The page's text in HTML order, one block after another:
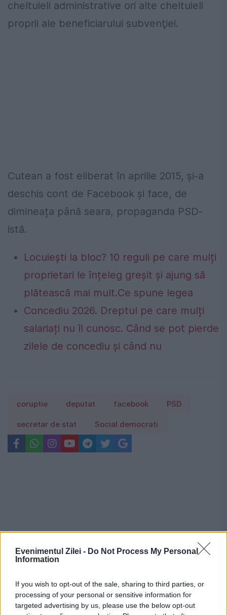
Evenimentul Zilei - Do Not Process My Personal
Information
If you wish to opt-out of the sale, sharing to third parties, or
processing of your personal or sensitive information for
targeted advertising by us, please use the below opt-out
cheltuieli administrative ori alte cheltuieli
proprii ale beneficiarului subvenţiei.
Cutean a fost eliberat în aprilie 2015, și-a
deschis cont de Facebook și face, de
dimineața până seara, propaganda PSD-
istă.
Locuiești la bloc? 10 reguli pe care mulți
proprietari le înțeleg greșit și ajung să
plătească mai mult.Ce spune legea
Concediu 2026. Dreptul pe care mulți
salariați nu îl cunosc. Când se pot pierde
zilele de concediu și când nu
coruptie deputat facebook PSD
secretar de stat Social democrati